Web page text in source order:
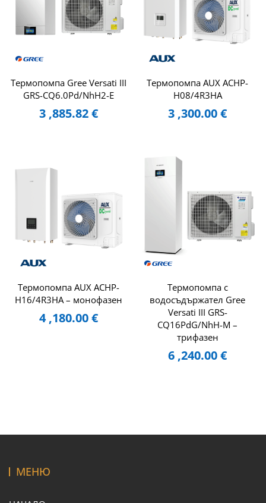
Tермопомпа Gree Versati III
GRS-CQ6.0Pd/NhH2-E
3 ,885.82€
Термопомпа AUX ACHP-
H08/4R3HA
3 ,300.00€
Термопомпа AUX ACHP-
H16/4R3HA – монофазен
4 ,180.00€
Tермопомпа с
водосъдържател Gree
Versati III GRS-
CQ16PdG/NhH-M –
трифазен
6 ,240.00€
МЕНЮ